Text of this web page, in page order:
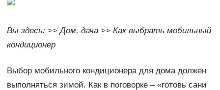
Вы здесь: >> Дом, дача >> Как выбрать мобильный
кондиционер
Выбор мобильного кондиционера для дома должен
выполняться зимой. Как в поговорке – «готовь сани